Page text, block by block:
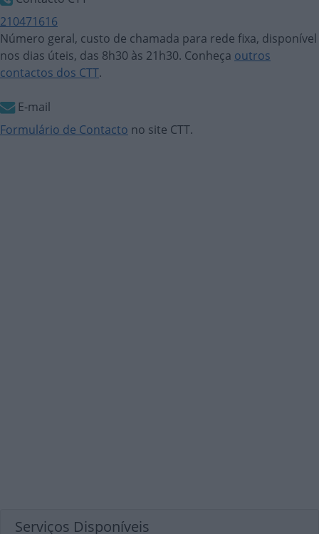
210471616
Número geral, custo de chamada para rede fixa, disponível
nos dias úteis, das 8h30 às 21h30. Conheça outros
contactos dos CTT.
E-mail
Formulário de Contacto no site CTT.
Serviços Disponíveis